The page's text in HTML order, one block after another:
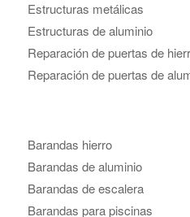
Estructuras metálicas
Estructuras de aluminio
Reparación de puertas de
Reparación de puertas de
Barandas hierro
Barandas de aluminio
Barandas de escalera
Barandas para piscinas